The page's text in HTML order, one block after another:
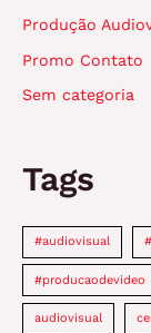
Produção
Promo Contato
Sem categoria
Tags
#audiovisual
#producaodevideo
audiovisual